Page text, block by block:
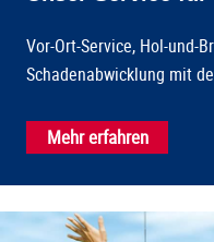
Vor-Ort-Service, Hol-und-
Schadenabwicklung mit
Mehr erfahren